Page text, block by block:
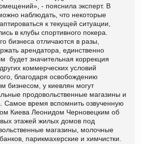
- пояснила эксперт. В
наблюдать, что некоторые
к текущей ситуации,
в клубы спортивного покера.
бизнеса отличаются в разы,
арендатора, единственно
будет значительная коррекция
коммерческих условий
благодаря освобождению
бизнесом, у киевлян могут
продовольственные магазины и
Самое время вспомнить озвученную
Киева Леонидом Черновецким об
этажей жилых домов под
магазины, молочные
парикмахерские и химчистки.